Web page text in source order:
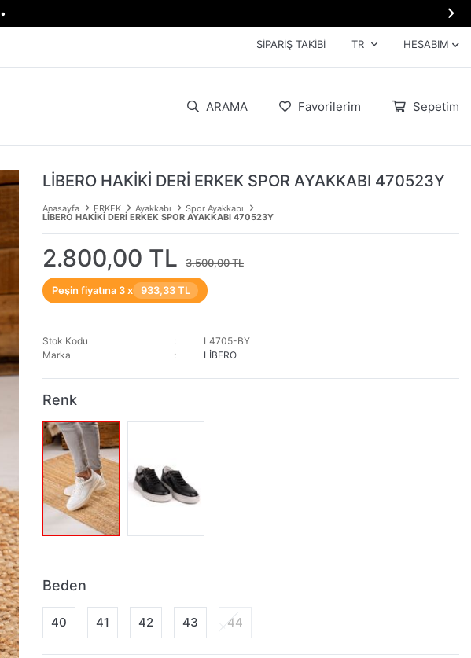
• 
SIPARIŞ TAKIBI TR HESABIM
ARAMA Favorilerim Sepetim
LİBERO HAKİKİ DERİ ERKEK SPOR AYAKKABI 470523Y
Anasayfa ERKEK Ayakkabı Spor Ayakkabı
LİBERO HAKİKİ DERİ ERKEK SPOR AYAKKABI 470523Y
2.800,00 TL 3.500,00 TL
Peşin fiyatına 3 x 933,33 TL
Stok Kodu
L4705-BY
Marka
LİBERO
Renk
Beden
40 41 42 43 44